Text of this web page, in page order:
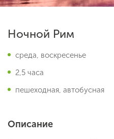
Ночной Рим
среда, воскресенье
2,5 часа
пешеходная, автобусная
Описание